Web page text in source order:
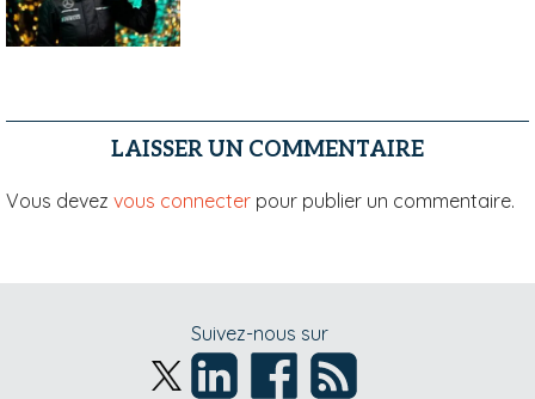
LAISSER UN COMMENTAIRE
Vous devez vous connecter pour publier un commentaire.
Suivez-nous sur